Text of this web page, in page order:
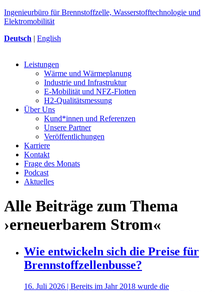
Ingenieurbüro für Brennstoffzelle, Wasserstofftechnologie und
Elektromobilität
Deutsch | English
Leistungen
Wärme und Wärmeplanung
Industrie und Infrastruktur
E-Mobilität und NFZ-Flotten
H2-Qualitätsmessung
Über Uns
Kund*innen und Referenzen
Unsere Partner
Veröffentlichungen
Karriere
Kontakt
Frage des Monats
Podcast
Aktuelles
Alle Beiträge zum Thema
›erneuerbarem Strom«
Wie entwickeln sich die Preise für
Brennstoffzellenbusse?
16. Juli 2026 | Bereits im Jahr 2018 wurde die